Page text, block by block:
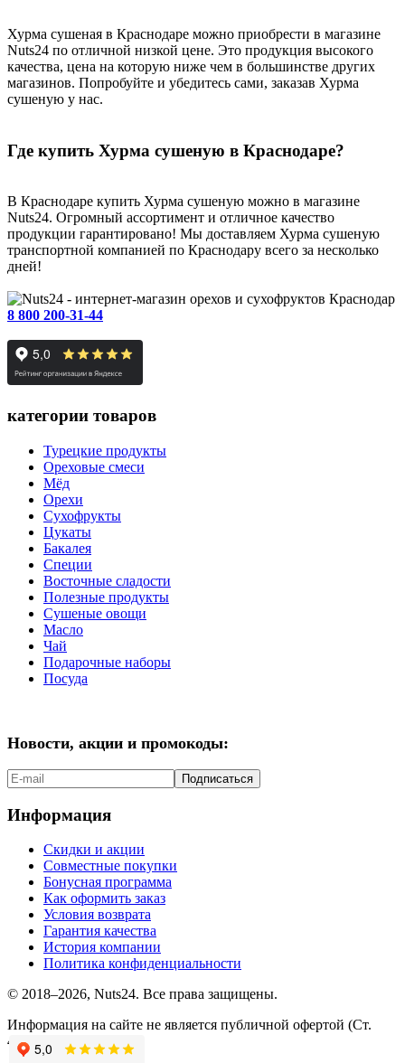
Хурма сушеная в Краснодаре можно приобрести в магазине
Nuts24 по отличной низкой цене. Это продукция высокого
качества, цена на которую ниже чем в большинстве других
магазинов. Попробуйте и убедитесь сами, заказав Хурма
сушеную у нас.
Где купить Хурма сушеную в Краснодаре?
В Краснодаре купить Хурма сушеную можно в магазине
Nuts24. Огромный ассортимент и отличное качество
продукции гарантировано! Мы доставляем Хурма сушеную
транспортной компанией по Краснодару всего за несколько
дней!
Краснодар
8 800 200-31-44
категории товаров
Турецкие продукты
Ореховые смеси
Мёд
Орехи
Сухофрукты
Цукаты
Бакалея
Специи
Восточные сладости
Полезные продукты
Сушеные овощи
Масло
Чай
Подарочные наборы
Посуда
Новости, акции и промокоды:
Подписаться
Информация
Скидки и акции
Совместные покупки
Бонусная программа
Как оформить заказ
Условия возврата
Гарантия качества
История компании
Политика конфиденциальности
© 2018–2026, Nuts24. Все права защищены.
Информация на сайте не является публичной офертой (Ст.
437.2 ГК РФ).